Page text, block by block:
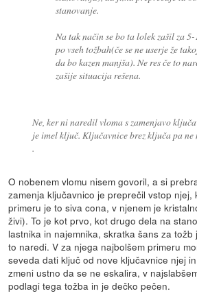
stanovanje.
Na tak način se bo ta lolek zašil za
po vseh tožbah(če se ne userje že
da bo kazen manjša). Ne res če to
zašije situacija rešena.
Ne, ker ni naredil vloma s zamenjavo
je imel ključ. Ključavnice brez ključa pa ne
.
O nobenem vlomu nisem govoril, a si
zamenja ključavnico je preprečil vstop njej,
primeru je to siva cona, v njenem je
živi). To je kot prvo, kot drugo dela na
lastnika in najemnika, skratka šans za
to naredi. V za njega najbolšem primeru
seveda dati ključ od nove ključavnice njej
zmeni ustno da se ne eskalira, v
podlagi tega tožba in je dečko pečen.